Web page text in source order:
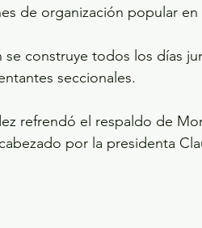
de organización popular
se construye todos los días
seccionales.
refrendó el respaldo de
por la presidenta